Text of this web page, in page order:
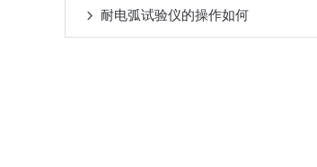
耐电弧试验仪的操作如何